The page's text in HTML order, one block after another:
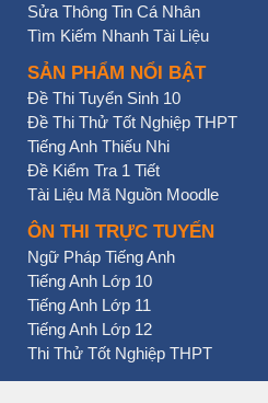
Sửa Thông Tin Cá Nhân
Tìm Kiếm Nhanh Tài Liệu
SẢN PHẨM NỔI BẬT
Đề Thi Tuyển Sinh 10
Đề Thi Thử Tốt Nghiệp THPT
Tiếng Anh Thiếu Nhi
Đề Kiểm Tra 1 Tiết
Tài Liệu Mã Nguồn Moodle
ÔN THI TRỰC TUYẾN
Ngữ Pháp Tiếng Anh
Tiếng Anh Lớp 10
Tiếng Anh Lớp 11
Tiếng Anh Lớp 12
Thi Thử Tốt Nghiệp THPT